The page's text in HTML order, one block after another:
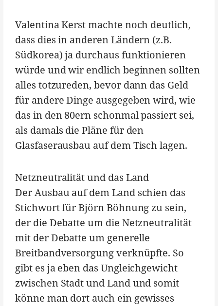
Valentina Kerst machte noch deutlich,
dass dies in anderen Ländern (z.B.
Südkorea) ja durchaus funktionieren
würde und wir endlich beginnen sollten
alles totzureden, bevor dann das Geld
für andere Dinge ausgegeben wird, wie
das in den 80ern schonmal passiert sei,
als damals die Pläne für den
Glasfaserausbau auf dem Tisch lagen.
Netzneutralität und das Land
Der Ausbau auf dem Land schien das
Stichwort für Björn Böhnung zu sein,
der die Debatte um die Netzneutralität
mit der Debatte um generelle
Breitbandversorgung verknüpfte. So
gibt es ja eben das Ungleichgewicht
zwischen Stadt und Land und somit
könne man dort auch ein gewisses